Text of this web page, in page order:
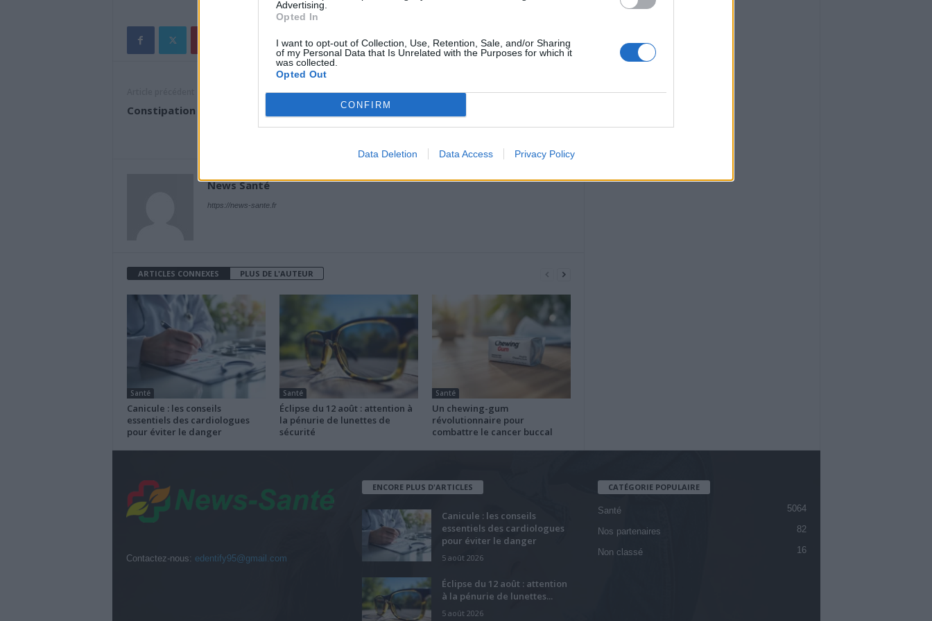
Advertising.
Opted In
I want to opt-out of Collection, Use, Retention, Sale, and/or Sharing
of my Personal Data that Is Unrelated with the Purposes for which it
was collected.
Opted Out
CONFIRM
Data Deletion Data Access Privacy Policy
Constipation : ces 5 aliments à éviter
Article suivant
début juillet
News Santé
https://news-sante.fr
ARTICLES CONNEXES PLUS DE L'AUTEUR
Santé
Canicule : les conseils
essentiels des cardiologues
pour éviter le danger
Santé
Éclipse du 12 août : attention à
la pénurie de lunettes de
sécurité
Santé
Un chewing-gum
révolutionnaire pour
combattre le cancer buccal
Contactez-nous: edentify95@gmail.com
ENCORE PLUS D'ARTICLES
Canicule : les conseils
essentiels des cardiologues
pour éviter le danger
5 août 2026
Éclipse du 12 août : attention
à la pénurie de lunettes...
5 août 2026
CATÉGORIE POPULAIRE
Santé 5064
Nos partenaires 82
Non classé 16